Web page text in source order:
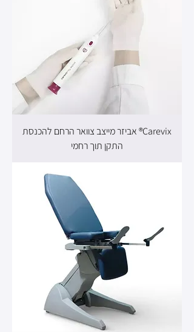
Carevix® אביזר מייצב צוואר הרחם להכנסת
התקן תוך רחמי